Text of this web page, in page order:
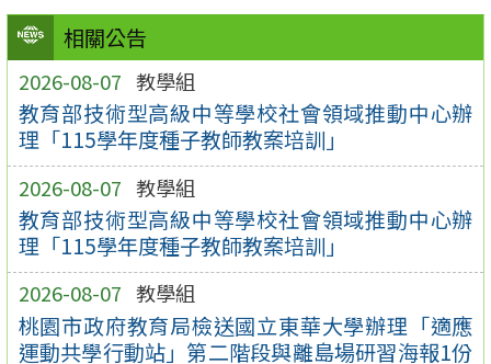
相關公告
2026-08-07 教學組
教育部技術型高級中等學校社會領域推動中心辦
理「115學年度種子教師教案培訓」
2026-08-07 教學組
教育部技術型高級中等學校社會領域推動中心辦
理「115學年度種子教師教案培訓」
2026-08-07 教學組
桃園市政府教育局檢送國立東華大學辦理「適應
運動共學行動站」第二階段與離島場研習海報1份